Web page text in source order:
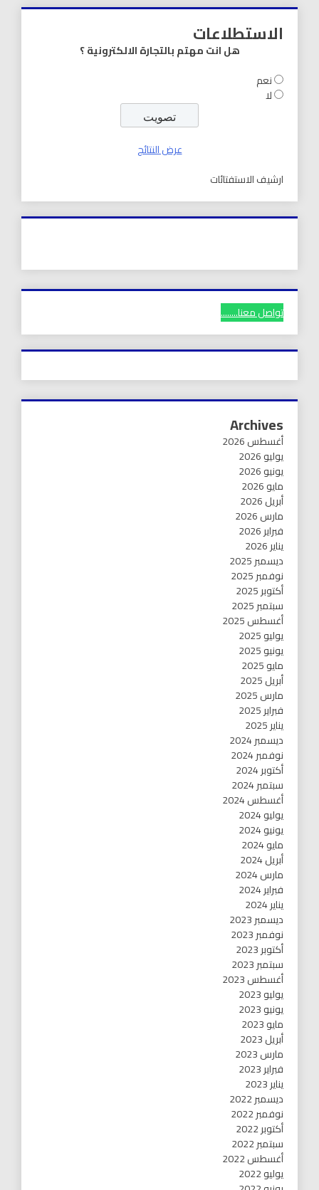
الاستطلاعات
هل انت مهتم بالتجارة الالكترونية ؟
نعم
لا
عرض النتائج
ارشيف الاستفتائات
تواصل معنا........
Archives
أغسطس 2026
يوليو 2026
يونيو 2026
مايو 2026
أبريل 2026
مارس 2026
فبراير 2026
يناير 2026
ديسمبر 2025
نوفمبر 2025
أكتوبر 2025
سبتمبر 2025
أغسطس 2025
يوليو 2025
يونيو 2025
مايو 2025
أبريل 2025
مارس 2025
فبراير 2025
يناير 2025
ديسمبر 2024
نوفمبر 2024
أكتوبر 2024
سبتمبر 2024
أغسطس 2024
يوليو 2024
يونيو 2024
مايو 2024
أبريل 2024
مارس 2024
فبراير 2024
يناير 2024
ديسمبر 2023
نوفمبر 2023
أكتوبر 2023
سبتمبر 2023
أغسطس 2023
يوليو 2023
يونيو 2023
مايو 2023
أبريل 2023
مارس 2023
فبراير 2023
يناير 2023
ديسمبر 2022
نوفمبر 2022
أكتوبر 2022
سبتمبر 2022
أغسطس 2022
يوليو 2022